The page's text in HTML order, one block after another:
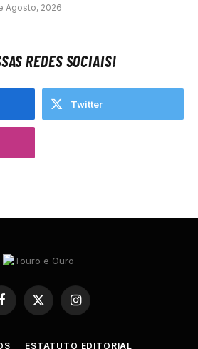
Agosto, 2026
REDES SOCIAIS!
Twitter
Facebook
X
Instagram
ESTATUTO EDITORIAL